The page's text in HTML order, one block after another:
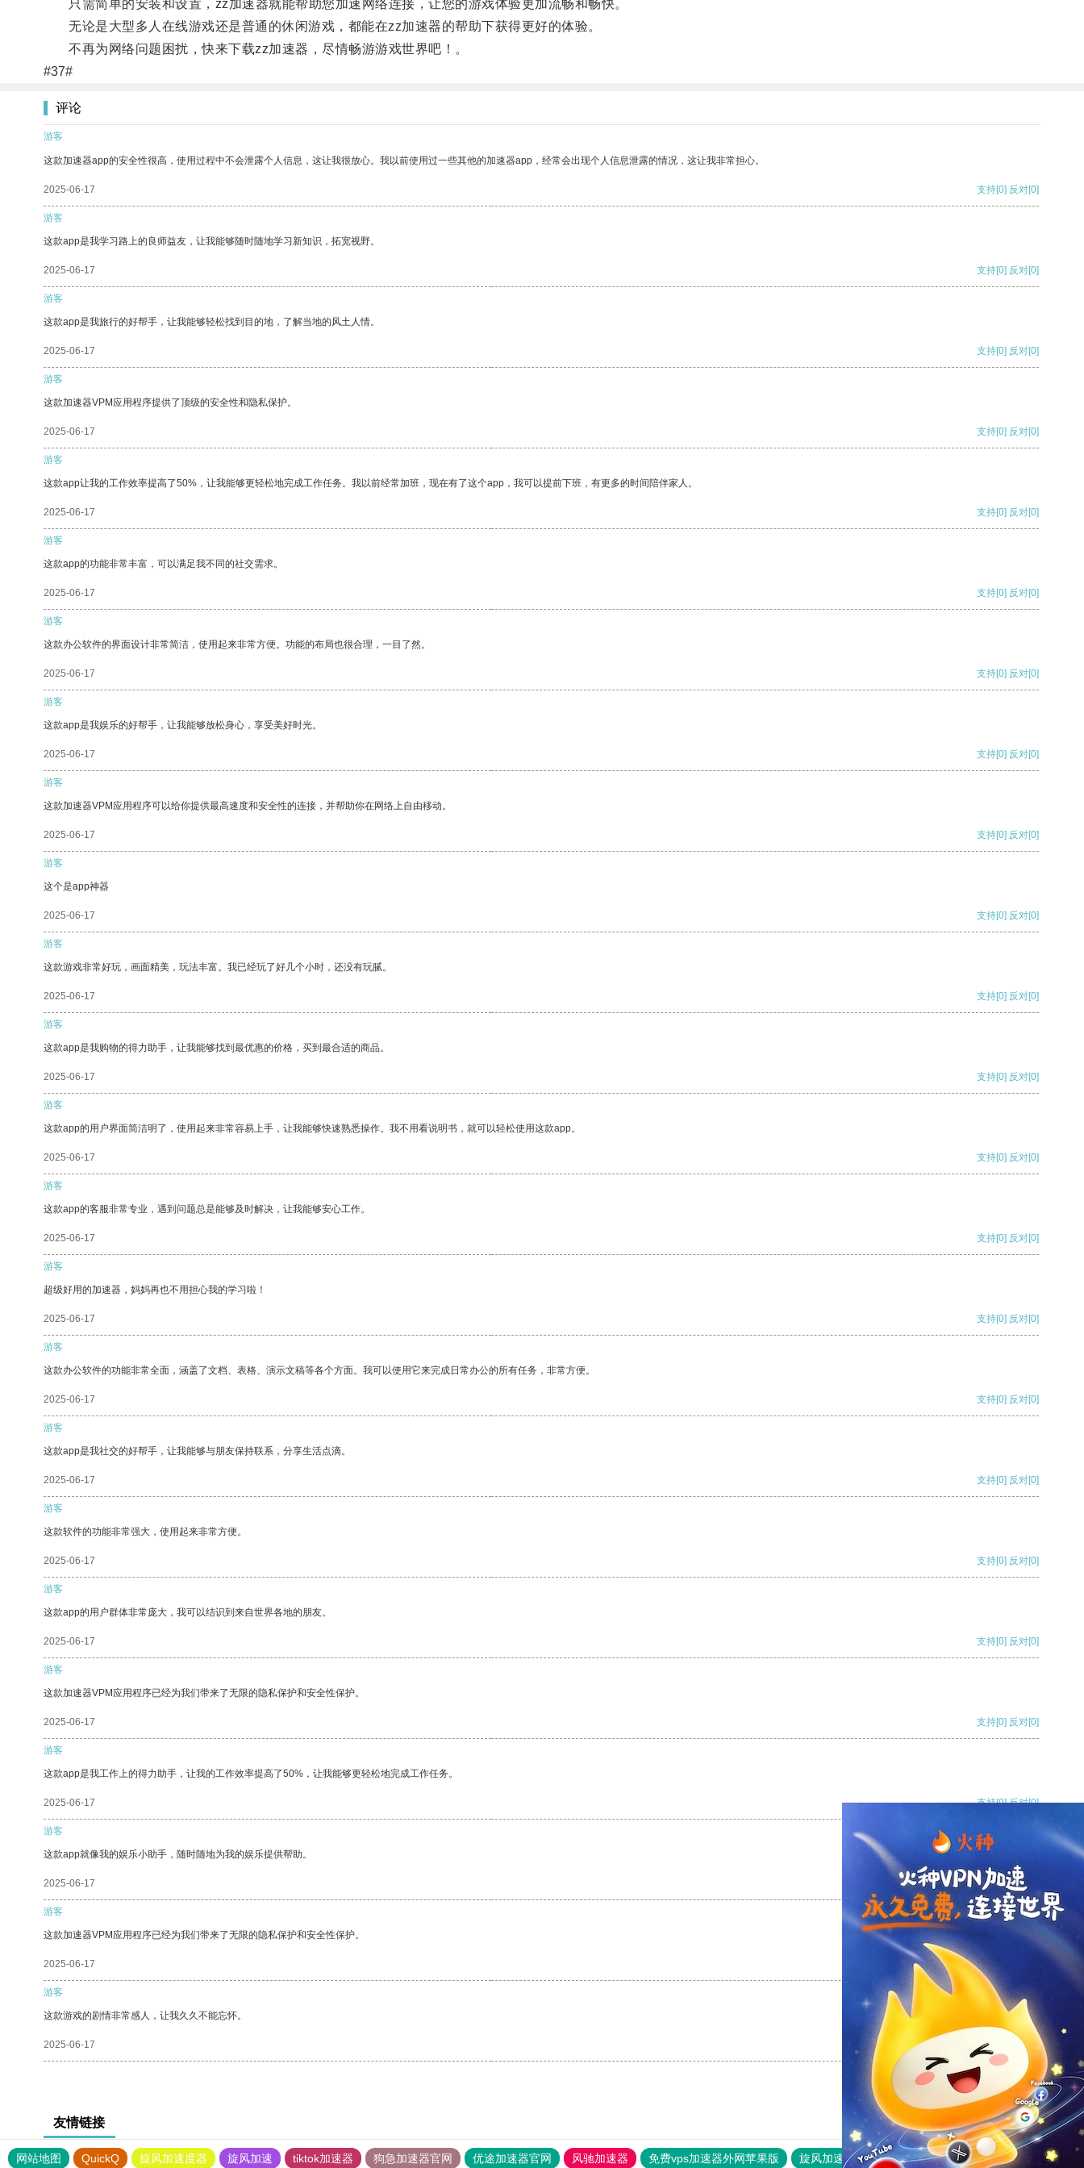
只需简单的安装和设置，zz加速器就能帮助您加速网络连接，让您的游戏体验更加流畅和畅快。
无论是大型多人在线游戏还是普通的休闲游戏，都能在zz加速器的帮助下获得更好的体验。
不再为网络问题困扰，快来下载zz加速器，尽情畅游游戏世界吧！。
#37#
评论
游客
这款加速器app的安全性很高，使用过程中不会泄露个人信息，这让我很放心。我以前使用过一些其他的加速器app，经常会出现个人信息泄露的情况，这让我非常担心。
2025-06-17 支持[0] 反对[0]
游客
这款app是我学习路上的良师益友，让我能够随时随地学习新知识，拓宽视野。
2025-06-17 支持[0] 反对[0]
游客
这款app是我旅行的好帮手，让我能够轻松找到目的地，了解当地的风土人情。
2025-06-17 支持[0] 反对[0]
游客
这款加速器VPM应用程序提供了顶级的安全性和隐私保护。
2025-06-17 支持[0] 反对[0]
游客
这款app让我的工作效率提高了50%，让我能够更轻松地完成工作任务。我以前经常加班，现在有了这个app，我可以提前下班，有更多的时间陪伴家人。
2025-06-17 支持[0] 反对[0]
游客
这款app的功能非常丰富，可以满足我不同的社交需求。
2025-06-17 支持[0] 反对[0]
游客
这款办公软件的界面设计非常简洁，使用起来非常方便。功能的布局也很合理，一目了然。
2025-06-17 支持[0] 反对[0]
游客
这款app是我娱乐的好帮手，让我能够放松身心，享受美好时光。
2025-06-17 支持[0] 反对[0]
游客
这款加速器VPM应用程序可以给你提供最高速度和安全性的连接，并帮助你在网络上自由移动。
2025-06-17 支持[0] 反对[0]
游客
这个是app神器
2025-06-17 支持[0] 反对[0]
游客
这款游戏非常好玩，画面精美，玩法丰富。我已经玩了好几个小时，还没有玩腻。
2025-06-17 支持[0] 反对[0]
游客
这款app是我购物的得力助手，让我能够找到最优惠的价格，买到最合适的商品。
2025-06-17 支持[0] 反对[0]
游客
这款app的用户界面简洁明了，使用起来非常容易上手，让我能够快速熟悉操作。我不用看说明书，就可以轻松使用这款app。
2025-06-17 支持[0] 反对[0]
游客
这款app的客服非常专业，遇到问题总是能够及时解决，让我能够安心工作。
2025-06-17 支持[0] 反对[0]
游客
超级好用的加速器，妈妈再也不用担心我的学习啦！
2025-06-17 支持[0] 反对[0]
游客
这款办公软件的功能非常全面，涵盖了文档、表格、演示文稿等各个方面。我可以使用它来完成日常办公的所有任务，非常方便。
2025-06-17 支持[0] 反对[0]
游客
这款app是我社交的好帮手，让我能够与朋友保持联系，分享生活点滴。
2025-06-17 支持[0] 反对[0]
游客
这款软件的功能非常强大，使用起来非常方便。
2025-06-17 支持[0] 反对[0]
游客
这款app的用户群体非常庞大，我可以结识到来自世界各地的朋友。
2025-06-17 支持[0] 反对[0]
游客
这款加速器VPM应用程序已经为我们带来了无限的隐私保护和安全性保护。
2025-06-17 支持[0] 反对[0]
游客
这款app是我工作上的得力助手，让我的工作效率提高了50%，让我能够更轻松地完成工作任务。
2025-06-17 支持[0] 反对[0]
游客
这款app就像我的娱乐小助手，随时随地为我的娱乐提供帮助。
2025-06-17 支持[0] 反对
游客
这款加速器VPM应用程序已经为我们带来了无限的隐私保护和安全性保护。
2025-06-17 支持
游客
这款游戏的剧情非常感人，让我久久不能忘怀。
2025-06-17 支持 反对 [0]
友情链接
网站地图 QuickQ 旋风加速度器 旋风加速 tiktok加速器 狗急加速器官网 优途加速器官网 风驰加速器 免费vps加速器外网苹果版 旋风加速度器 快连加速器